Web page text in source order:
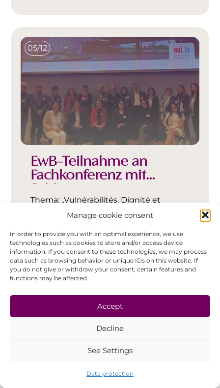
Manage cookie consent
In order to provide you with an optimal experience, we use
technologies such as cookies to store and/or access device
information. If you consent to these technologies, we may process
data such as browsing behavior or unique IDs on this website. If
you do not give or withdraw your consent, certain features and
functions may be affected.
Accept
Decline
See Settings
Data protection
05/12
EwB-Teilnahme an
Fachkonferenz mit
Schlussvortrag
Thema: „Vulnérabilités, Dignité et
Résilience“
Read More